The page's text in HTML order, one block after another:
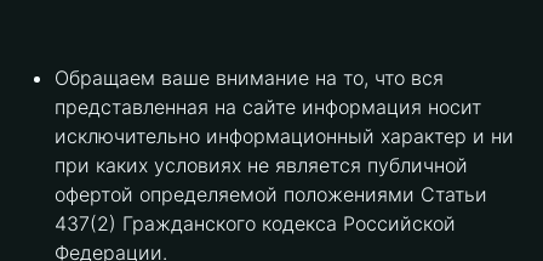
Обращаем ваше внимание на то, что вся
представленная на сайте информация носит
исключительно информационный характер и ни
при каких условиях не является публичной
офертой определяемой положениями Статьи
437(2) Гражданского кодекса Российской
Федерации.